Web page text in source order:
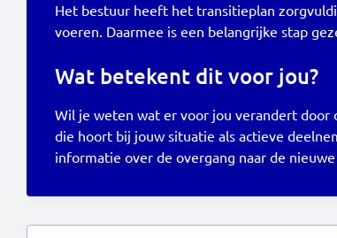
Het bestuur heeft het transitieplan
voeren. Daarmee is een belangrijke stap
Wat betekent dit voor jou?
Wil je weten wat er voor jou verandert door
die hoort bij jouw situatie als actieve
informatie over de overgang naar de